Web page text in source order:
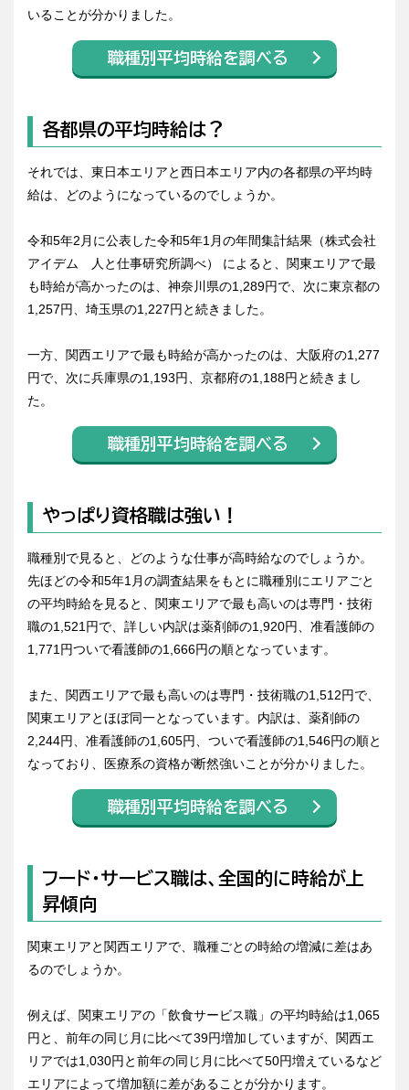
いることが分かりました。
職種別平均時給を調べる
各都県の平均時給は？
それでは、東日本エリアと西日本エリア内の各都県の平均時
給は、どのようになっているのでしょうか。
令和5年2月に公表した令和5年1月の年間集計結果（株式会社
アイデム 人と仕事研究所調べ） によると、関東エリアで最
も時給が高かったのは、神奈川県の1,289円で、次に東京都の
1,257円、埼玉県の1,227円と続きました。
一方、関西エリアで最も時給が高かったのは、大阪府の1,277
円で、次に兵庫県の1,193円、京都府の1,188円と続きまし
た。
職種別平均時給を調べる
やっぱり資格職は強い！
職種別で見ると、どのような仕事が高時給なのでしょうか。
先ほどの令和5年1月の調査結果をもとに職種別にエリアごと
の平均時給を見ると、関東エリアで最も高いのは専門・技術
職の1,521円で、詳しい内訳は薬剤師の1,920円、准看護師の
1,771円ついで看護師の1,666円の順となっています。
また、関西エリアで最も高いのは専門・技術職の1,512円で、
関東エリアとほぼ同一となっています。内訳は、薬剤師の
2,244円、准看護師の1,605円、ついで看護師の1,546円の順と
なっており、医療系の資格が断然強いことが分かりました。
職種別平均時給を調べる
フード・サービス職は、全国的に時給が上
昇傾向
関東エリアと関西エリアで、職種ごとの時給の増減に差はあ
るのでしょうか。
例えば、関東エリアの「飲食サービス職」の平均時給は1,065
円と、前年の同じ月に比べて39円増加していますが、関西エ
リアでは1,030円と前年の同じ月に比べて50円増えているなど
エリアによって増加額に差があることが分かります。